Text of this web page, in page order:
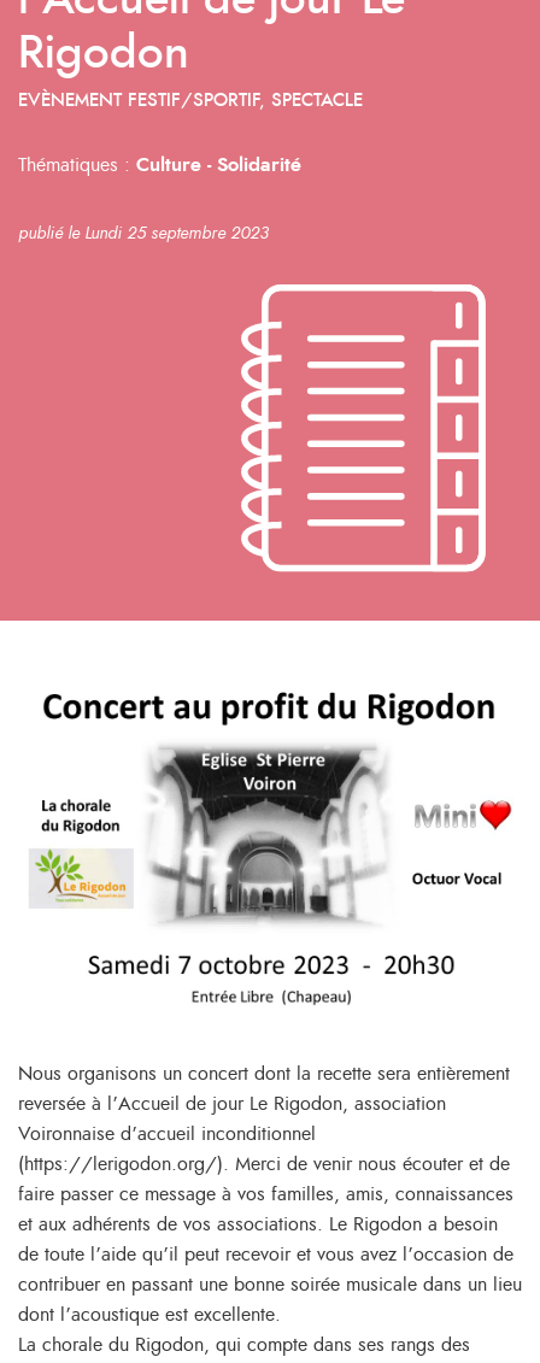
Rigodon
EVÈNEMENT FESTIF/SPORTIF, SPECTACLE
Thématiques : Culture - Solidarité
publié le Lundi 25 septembre 2023
Nous organisons un concert dont la recette sera entièrement
reversée à l’Accueil de jour Le Rigodon, association
Voironnaise d’accueil inconditionnel
(https://lerigodon.org/). Merci de venir nous écouter et de
faire passer ce message à vos familles, amis, connaissances
et aux adhérents de vos associations. Le Rigodon a besoin
de toute l’aide qu’il peut recevoir et vous avez l’occasion de
contribuer en passant une bonne soirée musicale dans un lieu
dont l’acoustique est excellente.
La chorale du Rigodon, qui compte dans ses rangs des